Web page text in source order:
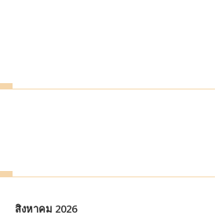
สิงหาคม 2026